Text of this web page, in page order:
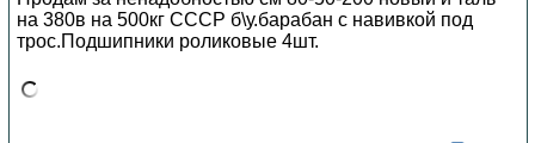
на 380в на 500кг СССР б\у.барабан с навивкой под
трос.Подшипники роликовые 4шт.